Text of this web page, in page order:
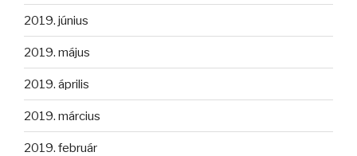
2019. június
2019. május
2019. április
2019. március
2019. február